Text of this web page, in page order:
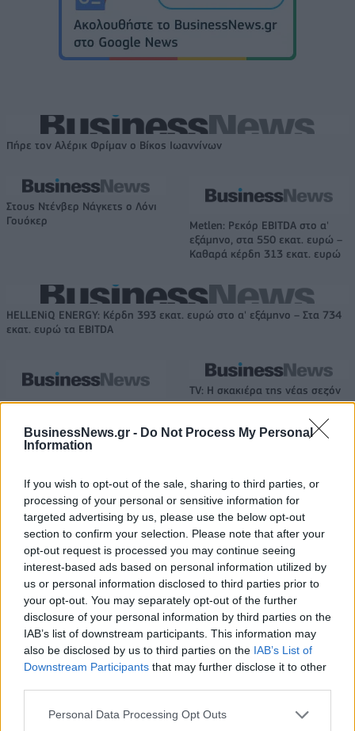
BusinessNews.gr - Do Not Process My Personal
Information
If you wish to opt-out of the sale, sharing to third parties, or
processing of your personal or sensitive information for
targeted advertising by us, please use the below opt-out
section to confirm your selection. Please note that after your
opt-out request is processed you may continue seeing
interest-based ads based on personal information utilized by
us or personal information disclosed to third parties prior to
your opt-out. You may separately opt-out of the further
disclosure of your personal information by third parties on the
IAB’s list of downstream participants. This information may
also be disclosed by us to third parties on the IAB’s List of
Downstream Participants that may further disclose it to other
Personal Data Processing Opt Outs
Πήρε τον Αλέρικ Φρίμαν ο Βίκος Ιωαννίνων
Στους Ντένβερ Νάγκετς ο Λόνι
Γουόκερ
Metlen: Ρεκόρ EBITDA στο α'
εξάμηνο, στα 550 εκατ. ευρώ –
Καθαρά κέρδη 313 εκατ. ευρώ
HELLENiQ ENERGY: Κέρδη 393 εκατ. ευρώ στο α' εξάμηνο – Στα 734
εκατ. ευρώ τα EBITDA
δισ. ευρώ – Στα 446 εκατ. ευρώ
τα EBITDA
TV: Η σκακιέρα της νέας σεζόν
IAB Hellas: Νέα Διοικούσα Επιτροπή και νέο Διοικητικό Συμβούλιο -
Πρόεδρος ο Γαληνός Γιαγλής
Νέο Audi A2 e-tron με στόχο
την κορυφή της
αποδοτικότητας
Η Chery επενδύει 75 εκατ.
δολάρια στην KG Mobility
Το FIAT 500 Hybrid τώρα από 18.990 ευρώ